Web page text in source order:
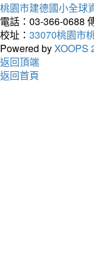
桃園市建德國小全球
電話：03-366-0688
校址： 33070桃園市
Powered byXOOPS
返回頂端
返回首頁